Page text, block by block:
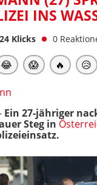
INS
Klicks 0
😂 😱 🔥 😥
Ein 27-jähriger
Steg in